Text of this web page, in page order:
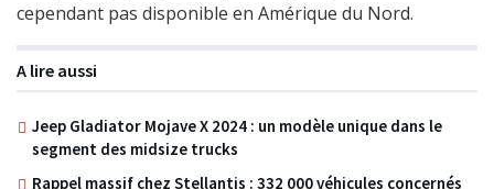
cependant pas disponible en Amérique du Nord.
A lire aussi
Jeep Gladiator Mojave X 2024 : un modèle unique dans le
segment des midsize trucks
Rappel massif chez Stellantis : 332 000 véhicules concernés